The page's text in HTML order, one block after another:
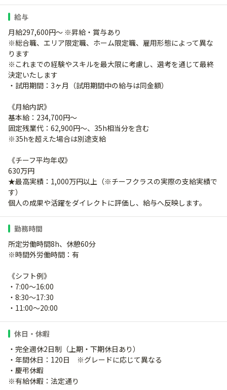
給与
月給297,600円～ ※昇給・賞与あり
※総合職、エリア限定職、ホーム限定職、雇用形態によって異な
ります
※これまでの経験やスキルを最大限に考慮し、選考を通じて最終
決定いたします
・試用期間：3ヶ月（試用期間中の給与は同金額）
《月給内訳》
基本給：234,700円～
固定残業代：62,900円～、35h相当分を含む
※35hを超えた場合は別途支給
《チーフ平均年収》
630万円
★最高実績：1,000万円以上（※チーフクラスの実際の支給実績で
す）
個人の成果や活躍をダイレクトに評価し、給与へ反映します。
勤務時間
所定労働時間8h、休憩60分
※時間外労働時間：有
《シフト例》
・7:00～16:00
・8:30～17:30
・11:00～20:00
休日・休暇
・完全週休2日制（上期・下期休日あり）
・年間休日：120日 ※グレードに応じて異なる
・慶弔休暇
※有給休暇：法定通り